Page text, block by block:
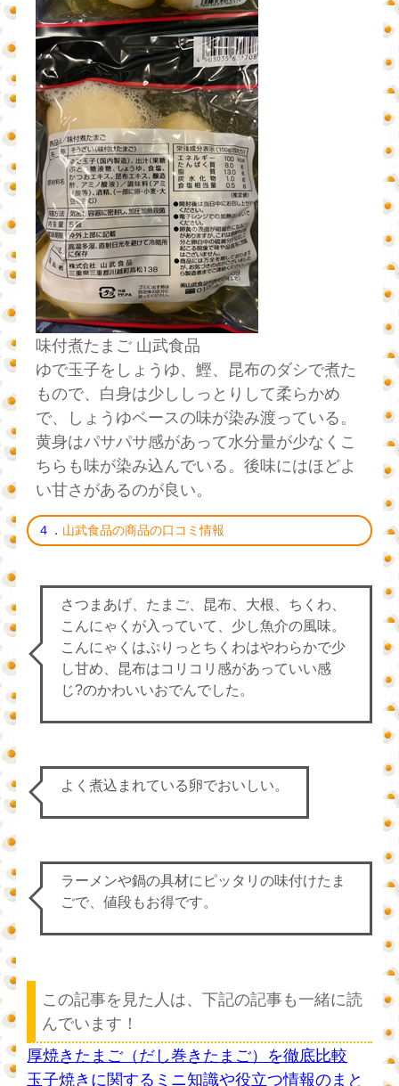
味付煮たまご 山武食品
ゆで玉子をしょうゆ、鰹、昆布のダシで煮た
もので、白身は少ししっとりして柔らかめ
で、しょうゆベースの味が染み渡っている。
黄身はパサパサ感があって水分量が少なくこ
ちらも味が染み込んでいる。後味にはほどよ
い甘さがあるのが良い。
４． 山武食品の商品の口コミ情報
さつまあげ、たまご、昆布、大根、ちくわ、
こんにゃくが入っていて、少し魚介の風味。
こんにゃくはぷりっとちくわはやわらかで少
し甘め、昆布はコリコリ感があっていい感
じ?のかわいいおでんでした。
よく煮込まれている卵でおいしい。
ラーメンや鍋の具材にピッタリの味付けたま
ごで、値段もお得です。
この記事を見た人は、下記の記事も一緒に読
んでいます！
厚焼きたまご（だし巻きたまご）を徹底比較
玉子焼きに関するミニ知識や役立つ情報のまと